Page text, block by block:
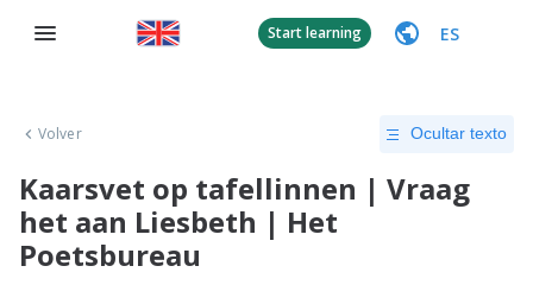
Start learning ES
Volver Ocultar texto
Kaarsvet op tafellinnen | Vraag
het aan Liesbeth | Het
Poetsbureau